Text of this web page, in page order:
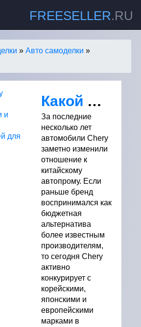
FREESELLER.RU
» Авто самоделки »
Какой Chery выбрать для города, семьи и путешествий: обзор моделей для разных задач
За последние
несколько лет
автомобили Chery
заметно изменили
отношение к
китайскому
автопрому. Если
раньше бренд
воспринимался как
бюджетная
альтернатива
более известным
производителям,
то сегодня Chery
активно
конкурирует с
корейскими,
японскими и
европейскими
марками в